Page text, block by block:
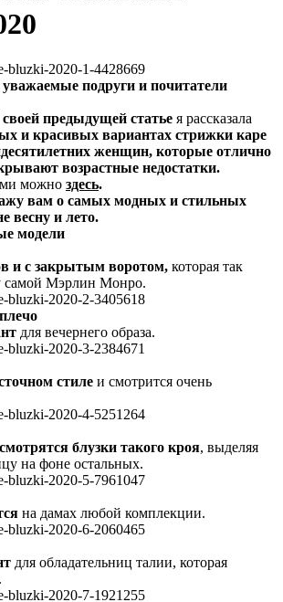
подруги и почитатели
предыдущей статье я рассказала
и красивых вариантах стрижки каре
женщин, которые отлично
возрастные недостатки.
можно здесь.
вам о самых модных и стильных
весну и лето.
модели
и с закрытым воротом, которая так
самой Мэрлин Монро.
для вечернего образа.
стиле и смотрится очень
блузки такого кроя, выделяя
на фоне остальных.
на дамах любой комплекции.
для обладательниц талии, которая